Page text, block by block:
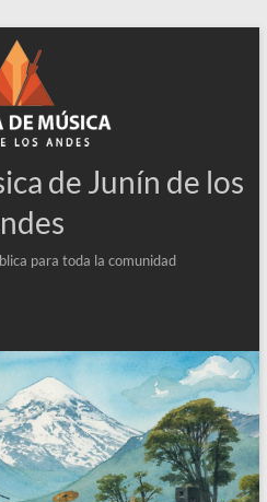
de Junín de los
para toda la comunidad